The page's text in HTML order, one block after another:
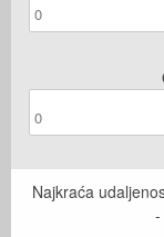
Najkraća
-